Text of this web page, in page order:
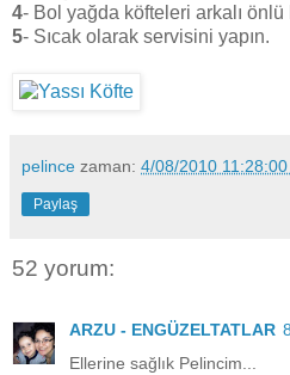
4- Bol yağda köfteleri arkalı önlü
5- Sıcak olarak servisini yapın.
pelince zaman: 4/08/2010
Paylaş
52 yorum:
ARZU - ENGÜZELTATLAR
Ellerine sağlık Pelincim...